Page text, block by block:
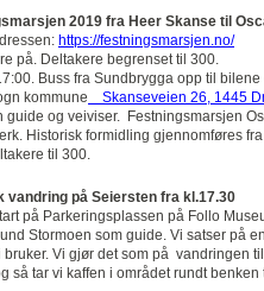
2019 fra Heer Skanse til
https://festningsmarsjen.no/
på. Deltakere begrenset til 300.
Buss fra Sundbrygga opp til bilene
kommune Skanseveien 26, 1445
guide og veiviser. Festningsmarsjen
Historisk formidling gjennomføres
til 300.
på Seiersten fra kl.17.30
på Parkeringsplassen på Follo
Stormoen som guide. Vi satser på
Vi gjør det som på vandringen
så tar vi kaffen i området rundt benken